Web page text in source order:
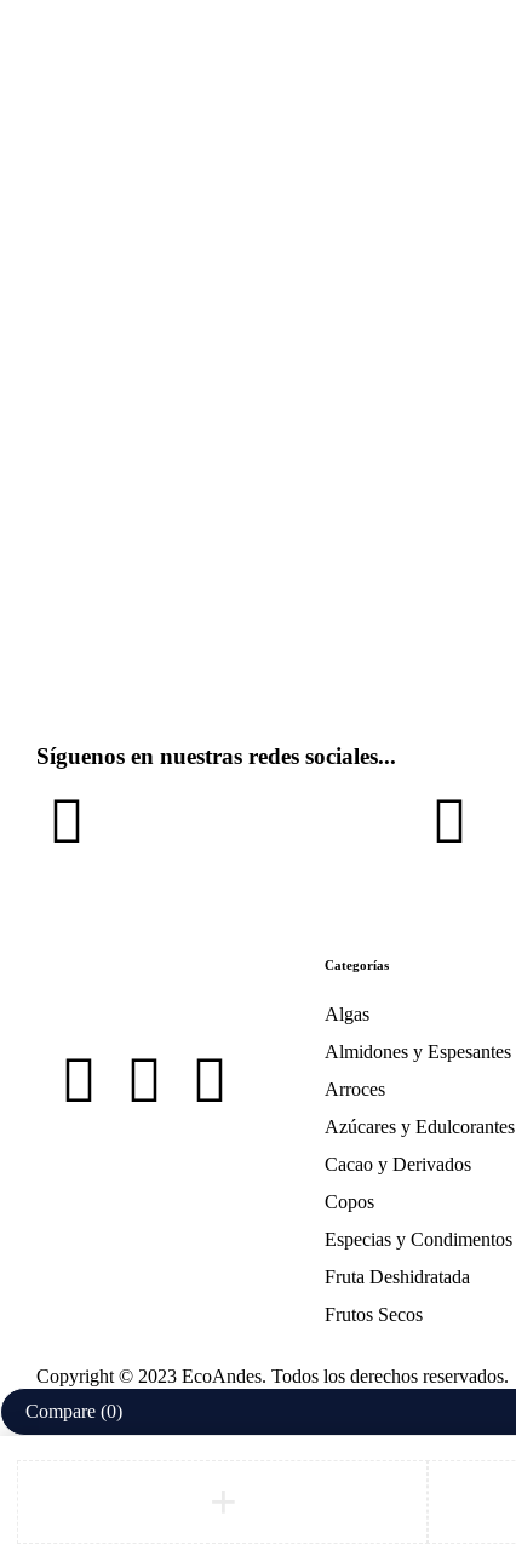
Síguenos en nuestras redes sociales...
Categorías
Algas
Almidones y Espesantes
Arroces
Azúcares y Edulcorantes
Cacao y Derivados
Copos
Especias y Condimentos
Fruta Deshidratada
Frutos Secos
Copyright © 2023 EcoAndes. Todos los derechos reservados.
Compare (0)